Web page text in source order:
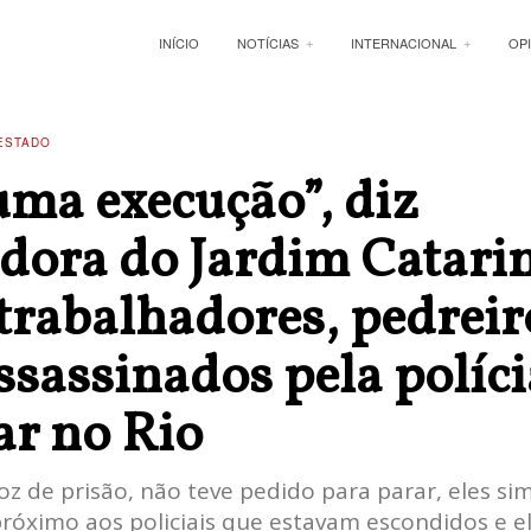
INÍCIO NOTÍCIAS INTERNACIONAL
execução”, diz
do Jardim
pela
no Rio
de prisão, não teve pedido para parar, eles
aos policiais que estavam escondidos e